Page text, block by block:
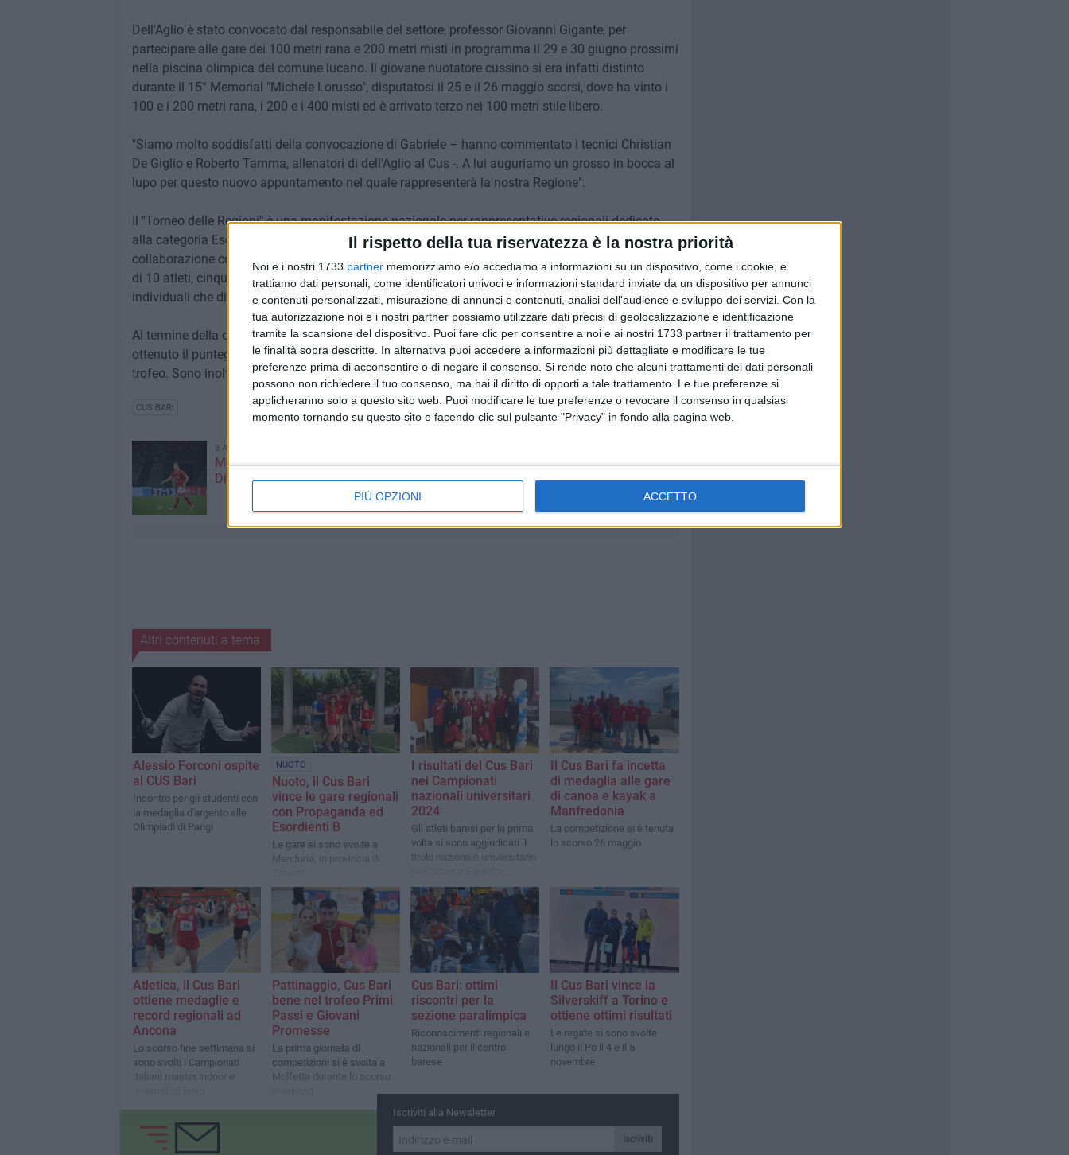
Il rispetto della tua riservatezza è la nostra priorità
Noi e i nostri 1733 partner memorizziamo e/o accediamo a informazioni su un dispositivo, come i cookie, e
trattiamo dati personali, come identificatori univoci e informazioni standard inviate da un dispositivo per annunci
e contenuti personalizzati, misurazione di annunci e contenuti, analisi dell'audience e sviluppo dei servizi. Con la
tua autorizzazione noi e i nostri partner possiamo utilizzare dati precisi di geolocalizzazione e identificazione
tramite la scansione del dispositivo. Puoi fare clic per consentire a noi e ai nostri 1733 partner il trattamento per
le finalità sopra descritte. In alternativa puoi accedere a informazioni più dettagliate e modificare le tue
preferenze prima di acconsentire o di negare il consenso. Si rende noto che alcuni trattamenti dei dati personali
possono non richiedere il tuo consenso, ma hai il diritto di opporti a tale trattamento. Le tue preferenze si
applicheranno solo a questo sito web. Puoi modificare le tue preferenze o revocare il consenso in qualsiasi
momento tornando su questo sito e facendo clic sul pulsante "Privacy" in fondo alla pagina web.
PIÙ OPZIONI ACCETTO
Dell'Aglio è stato convocato dal responsabile del settore, professor Giovanni Gigante, per
partecipare alle gare dei 100 metri rana e 200 metri misti in programma il 29 e 30 giugno prossimi
nella piscina olimpica del comune lucano. Il giovane nuotatore cussino si era infatti distinto
durante il 15° Memorial "Michele Lorusso", disputatosi il 25 e il 26 maggio scorsi, dove ha vinto i
100 e i 200 metri rana, i 200 e i 400 misti ed è arrivato terzo nei 100 metri stile libero.
"Siamo molto soddisfatti della convocazione di Gabriele – hanno commentato i tecnici Christian
De Giglio e Roberto Tamma, allenatori di dell'Aglio al Cus -. A lui auguriamo un grosso in bocca al
lupo per questo nuovo appuntamento nel quale rappresenterà la nostra Regione".
Il "Torneo delle Regioni" è una manifestazione nazionale per rappresentative regionali dedicato
alla categoria Esordienti A, quest'anno organizzato dal Comitato regionale della FIN Basilicata in
collaborazione con la Federazione Nuoto. Ogni delegazione può essere composta da un massimo
di 10 atleti, cinque maschi e cinque femmine, che a fine giugno si sfideranno in 12 gare, sia
individuali che di squadra, che riguarderanno tutti gli stili di nuoto.
Al termine della competizione sarà stilata una classifica dei Comitati regionali e quello che avrà
ottenuto il punteggio più alto, dato dalla somma dei risultati dei singoli atleti, si aggiudicherà il
trofeo. Sono inoltre previsti premi per la migliore prestazione maschile e femminile.
CUS BARI
8 AGOSTO 2026
Mercato in uscita, anche
Dickmann lascia Bari
"Aiutaci a fare i cartoni", parte la
campagna per la raccolta sulla
Altri contenuti a tema
Alessio Forconi ospite
al CUS Bari
Incontro per gli studenti con
la medaglia d'argento alle
Olimpiadi di Parigi
NUOTO
Nuoto, il Cus Bari
vince le gare regionali
con Propaganda ed
Esordienti B
Le gare si sono svolte a
Manduria, in provincia di
I risultati del Cus Bari
nei Campionati
nazionali universitari
2024
Gli atleti baresi per la prima
volta si sono aggiudicati il
titolo nazionale universitario
Pallavolo maschile
Il Cus Bari fa incetta
di medaglia alle gare
di canoa e kayak a
Manfredonia
La competizione si è tenuta
lo scorso 26 maggio
Atletica, il Cus Bari
ottiene medaglie e
record regionali ad
Ancona
Lo scorso fine settimana si
sono svolti i Campionati
italiani master indoor e
Pattinaggio, Cus Bari
bene nel trofeo Primi
Passi e Giovani
Promesse
La prima giornata di
competizioni si è svolta a
Molfetta durante lo scorso
Cus Bari: ottimi
riscontri per la
sezione paralimpica
Riconoscimenti regionali e
nazionali per il centro
barese
Il Cus Bari vince la
Silverskiff a Torino e
ottiene ottimi risultati
Le regate si sono svolte
lungo il Po il 4 e il 5
novembre
Iscriviti alla Newsletter
Iscriviti